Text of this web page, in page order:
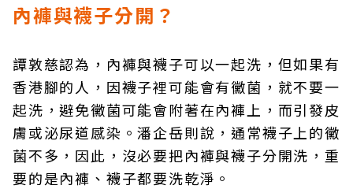
內褲與襪子分開？
譚敦慈認為，內褲與襪子可以一起洗，但如果有
香港腳的人，因襪子裡可能會有黴菌，就不要一
起洗，避免黴菌可能會附著在內褲上，而引發皮
膚或泌尿道感染。潘企岳則說，通常襪子上的黴
菌不多，因此，沒必要把內褲與襪子分開洗，重
要的是內褲、襪子都要洗乾淨。